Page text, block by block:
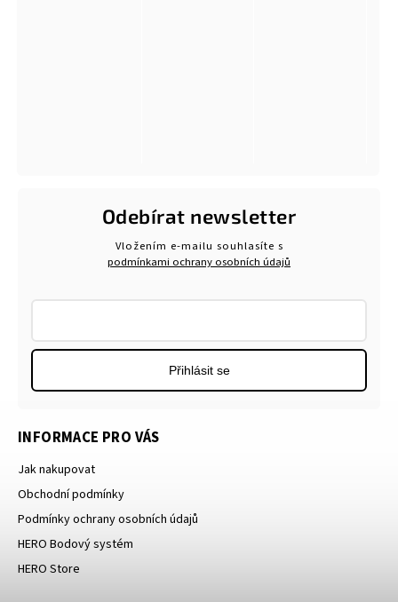
INFORMACE PRO VÁS
Jak nakupovat
Obchodní podmínky
Podmínky ochrany osobních údajů
HERO Bodový systém
HERO Store
Odebírat newsletter
Vložením e-mailu souhlasíte s
podmínkami ochrany osobních údajů
Přihlásit se